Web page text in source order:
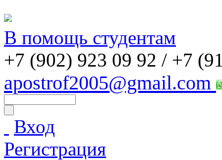
В помощь студентам
+7 (902) 923 09 92 / +7
apostrof2005@gmail.com
Вход
Регистрация